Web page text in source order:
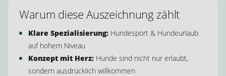
Warum diese Auszeichnung zählt
Klare Spezialisierung: Hundesport & Hundeurlaub
auf hohem Niveau
Konzept mit Herz: Hunde sind nicht nur erlaubt,
sondern ausdrücklich willkommen